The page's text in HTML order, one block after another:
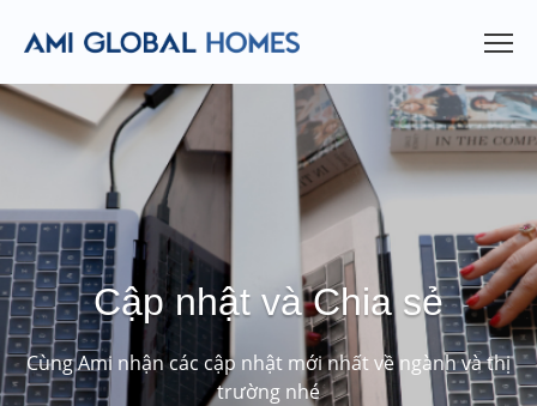
Cập nhật và Chia sẻ
Cùng Ami nhận các cập nhật mới nhất về ngành và thị
trường nhé